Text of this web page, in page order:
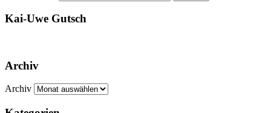
Kai-Uwe Gutsch
Archiv
Archiv